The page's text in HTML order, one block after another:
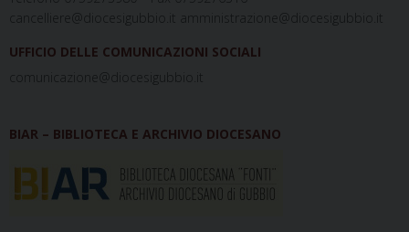
cancelliere@diocesigubbio.it amministrazione@diocesigubbio.it
UFFICIO DELLE COMUNICAZIONI SOCIALI
comunicazione@diocesigubbio.it
BIAR – BIBLIOTECA E ARCHIVIO DIOCESANO